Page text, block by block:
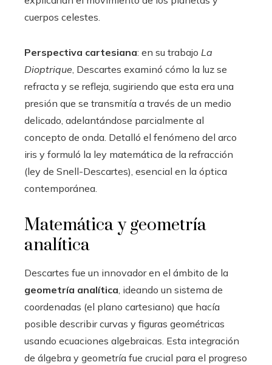
cuerpos celestes.
Perspectiva cartesiana: en su trabajo La
Dioptrique, Descartes examinó cómo la luz se
refracta y se refleja, sugiriendo que esta era una
presión que se transmitía a través de un medio
delicado, adelantándose parcialmente al
concepto de onda. Detalló el fenómeno del arco
iris y formuló la ley matemática de la refracción
(ley de Snell-Descartes), esencial en la óptica
contemporánea.
Matemática y geometría
analítica
Descartes fue un innovador en el ámbito de la
geometría analítica, ideando un sistema de
coordenadas (el plano cartesiano) que hacía
posible describir curvas y figuras geométricas
usando ecuaciones algebraicas. Esta integración
de álgebra y geometría fue crucial para el progreso